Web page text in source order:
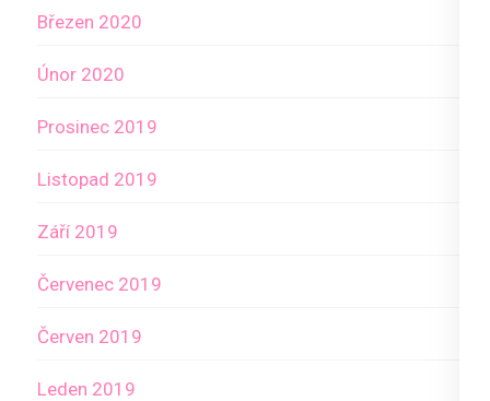
Březen 2020
Únor 2020
Prosinec 2019
Listopad 2019
Září 2019
Červenec 2019
Červen 2019
Leden 2019